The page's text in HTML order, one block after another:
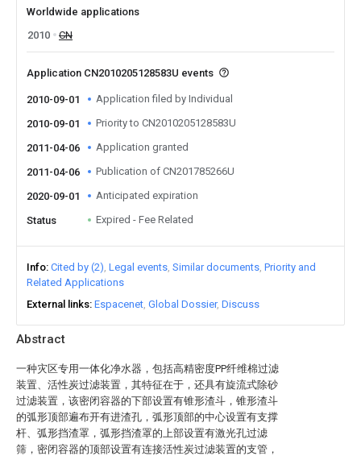
Abstract
一种灾区专用一体化净水器，包括高精密度PP纤维棉过滤
装置、活性炭过滤装置，其特征在于，还具有旋流式除砂
过滤装置，该密闭容器的下部设置有锥形渣斗，锥形渣斗
的弧形顶部遍布开有进渣孔，弧形顶部的中心设置有支撑
杆、弧形挡渣罩，弧形挡渣罩的上部设置有激光孔过滤
筛，密闭容器的顶部设置有连接活性炭过滤装置的支管，
Worldwide applications
2010
CN
Application CN2010205128583U events
2010-09-01 Application filed by Individual
2010-09-01 Priority to CN2010205128583U
2011-04-06 Application granted
2011-04-06 Publication of CN201785266U
2020-09-01 Anticipated expiration
Status Expired - Fee Related
Info Cited by (2) Legal events Similar documents Priority and
Related Applications
External links Espacenet Global Dossier Discuss